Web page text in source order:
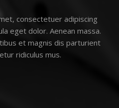
consectetuer adipiscing
eget dolor. Aenean massa.
et magnis dis parturient
ridiculus mus.